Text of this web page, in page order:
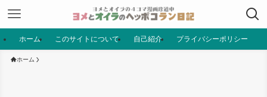
ホーム このサイトについて 自己紹介 プライバシーポリシー
ホーム